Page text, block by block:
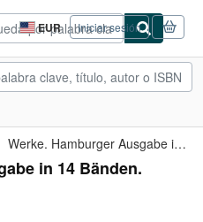
EUR
Preferencias
de
compra
del
Iniciar sesión
Werke. Hamburger Ausgabe in 14 Bänden.
in 14 Bänden.